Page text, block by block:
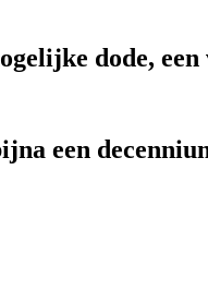
dode,
een